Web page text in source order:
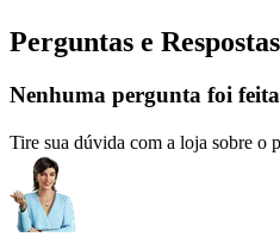
Perguntas e Respostas
Nenhuma pergunta foi
Tire sua dúvida com a loja sobre o